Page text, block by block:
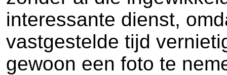
interessante dienst,
vastgestelde tijd
gewoon een foto te